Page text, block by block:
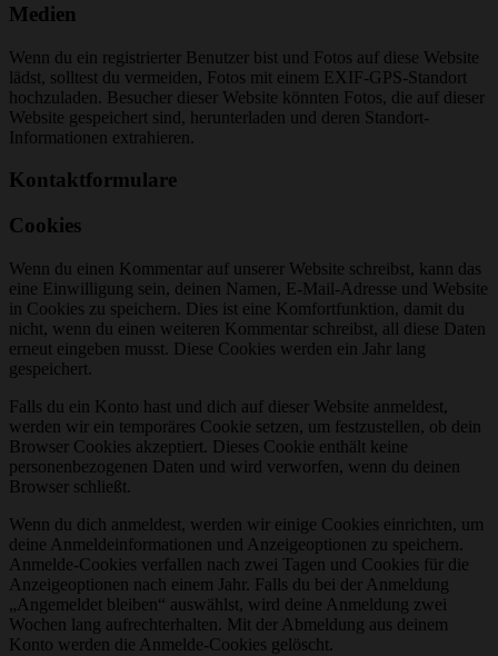
Medien
Wenn du ein registrierter Benutzer bist und Fotos auf diese Website
lädst, solltest du vermeiden, Fotos mit einem EXIF-GPS-Standort
hochzuladen. Besucher dieser Website könnten Fotos, die auf dieser
Website gespeichert sind, herunterladen und deren Standort-
Informationen extrahieren.
Kontaktformulare
Cookies
Wenn du einen Kommentar auf unserer Website schreibst, kann das
eine Einwilligung sein, deinen Namen, E-Mail-Adresse und Website
in Cookies zu speichern. Dies ist eine Komfortfunktion, damit du
nicht, wenn du einen weiteren Kommentar schreibst, all diese Daten
erneut eingeben musst. Diese Cookies werden ein Jahr lang
gespeichert.
Falls du ein Konto hast und dich auf dieser Website anmeldest,
werden wir ein temporäres Cookie setzen, um festzustellen, ob dein
Browser Cookies akzeptiert. Dieses Cookie enthält keine
personenbezogenen Daten und wird verworfen, wenn du deinen
Browser schließt.
Wenn du dich anmeldest, werden wir einige Cookies einrichten, um
deine Anmeldeinformationen und Anzeigeoptionen zu speichern.
Anmelde-Cookies verfallen nach zwei Tagen und Cookies für die
Anzeigeoptionen nach einem Jahr. Falls du bei der Anmeldung
„Angemeldet bleiben“ auswählst, wird deine Anmeldung zwei
Wochen lang aufrechterhalten. Mit der Abmeldung aus deinem
Konto werden die Anmelde-Cookies gelöscht.